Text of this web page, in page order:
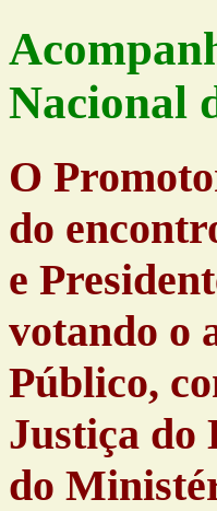
Nacional
O
do
e
votando o
Público,
Justiça do
do